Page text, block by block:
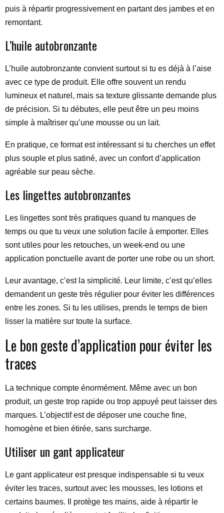
puis à répartir progressivement en partant des jambes et en
remontant.
L’huile autobronzante
L’huile autobronzante convient surtout si tu es déjà à l’aise
avec ce type de produit. Elle offre souvent un rendu
lumineux et naturel, mais sa texture glissante demande plus
de précision. Si tu débutes, elle peut être un peu moins
simple à maîtriser qu’une mousse ou un lait.
En pratique, ce format est intéressant si tu cherches un effet
plus souple et plus satiné, avec un confort d’application
agréable sur peau sèche.
Les lingettes autobronzantes
Les lingettes sont très pratiques quand tu manques de
temps ou que tu veux une solution facile à emporter. Elles
sont utiles pour les retouches, un week-end ou une
application ponctuelle avant de porter une robe ou un short.
Leur avantage, c’est la simplicité. Leur limite, c’est qu’elles
demandent un geste très régulier pour éviter les différences
entre les zones. Si tu les utilises, prends le temps de bien
lisser la matière sur toute la surface.
Le bon geste d’application pour éviter les
traces
La technique compte énormément. Même avec un bon
produit, un geste trop rapide ou trop appuyé peut laisser des
marques. L’objectif est de déposer une couche fine,
homogène et bien étirée, sans surcharge.
Utiliser un gant applicateur
Le gant applicateur est presque indispensable si tu veux
éviter les traces, surtout avec les mousses, les lotions et
certains baumes. Il protège tes mains, aide à répartir le